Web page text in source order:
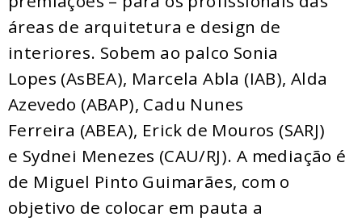
áreas de arquitetura e design de
interiores. Sobem ao palco Sonia
Lopes (AsBEA), Marcela Abla (IAB), Alda
Azevedo (ABAP), Cadu Nunes
Ferreira (ABEA), Erick de Mouros (SARJ)
e Sydnei Menezes (CAU/RJ). A mediação é
de Miguel Pinto Guimarães, com o
objetivo de colocar em pauta a